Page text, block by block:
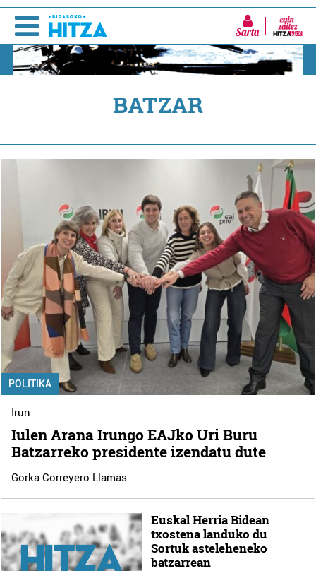
Sartu
BATZAR
POLITIKA
Irun
Iulen Arana Irungo EAJko Uri Buru
Batzarreko presidente izendatu dute
Gorka Correyero Llamas
Euskal Herria Bidean
txostena landuko du
Sortuk asteleheneko
batzarrean